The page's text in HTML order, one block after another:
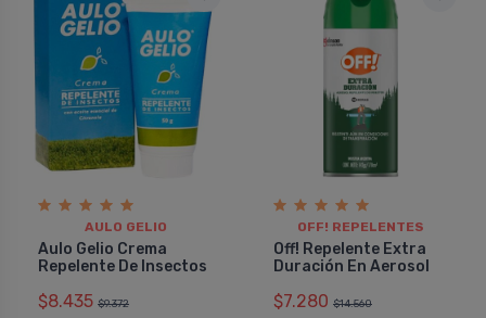
AULO GELIO
Aulo Gelio Crema
Repelente De Insectos
$8.435 $9.372
OFF! REPELENTES
Off! Repelente Extra
Duración En Aerosol
$7.280 $14.560